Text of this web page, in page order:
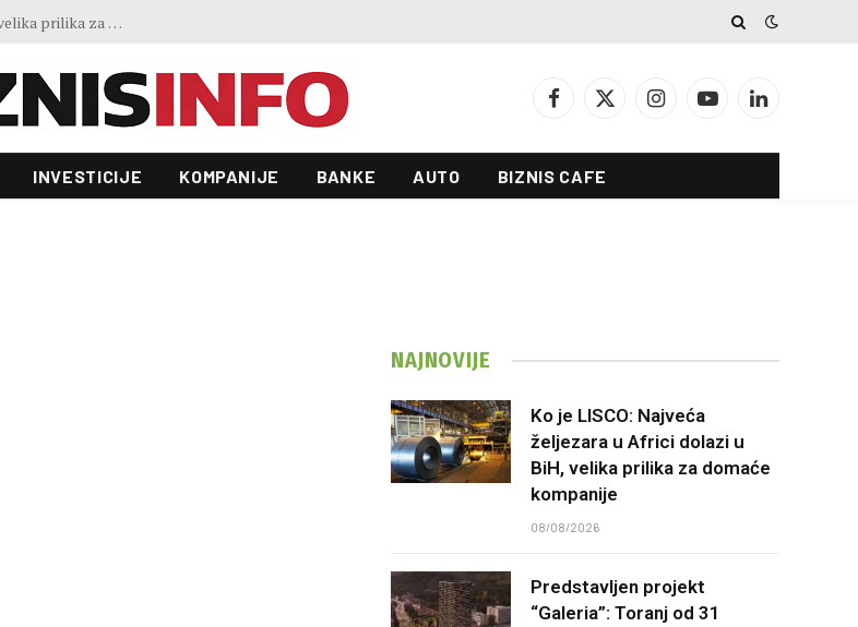
Predstavljen projekt “Galeria”: Toranj od 31 sprata i investicija od 100 miliona KM, gradnja već počela
Facebook
X
InstagramYouTubeLinkedIn
INVESTICIJE KOMPANIJE BANKE AUTO BIZNIS CAFE
NAJNOVIJE
Ko je LISCO: Najveća
željezara u Africi dolazi u
BiH, velika prilika za domaće
kompanije
08/08/2026
Predstavljen projekt
“Galeria”: Toranj od 31